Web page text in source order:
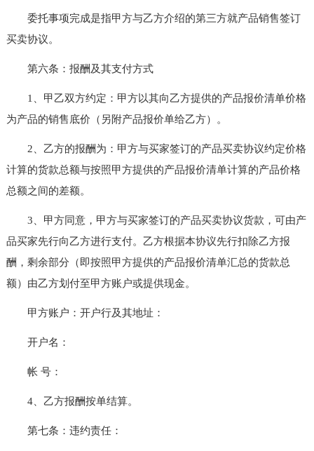
委托事项完成是指甲方与乙方介绍的第三方就产品销售签订
买卖协议。
第六条：报酬及其支付方式
1、甲乙双方约定：甲方以其向乙方提供的产品报价清单价格
为产品的销售底价（另附产品报价单给乙方）。
2、乙方的报酬为：甲方与买家签订的产品买卖协议约定价格
计算的货款总额与按照甲方提供的产品报价清单计算的产品价格
总额之间的差额。
3、甲方同意，甲方与买家签订的产品买卖协议货款，可由产
品买家先行向乙方进行支付。乙方根据本协议先行扣除乙方报
酬，剩余部分（即按照甲方提供的产品报价清单汇总的货款总
额）由乙方划付至甲方账户或提供现金。
甲方账户：开户行及其地址：
开户名：
帐 号：
4、乙方报酬按单结算。
第七条：违约责任：